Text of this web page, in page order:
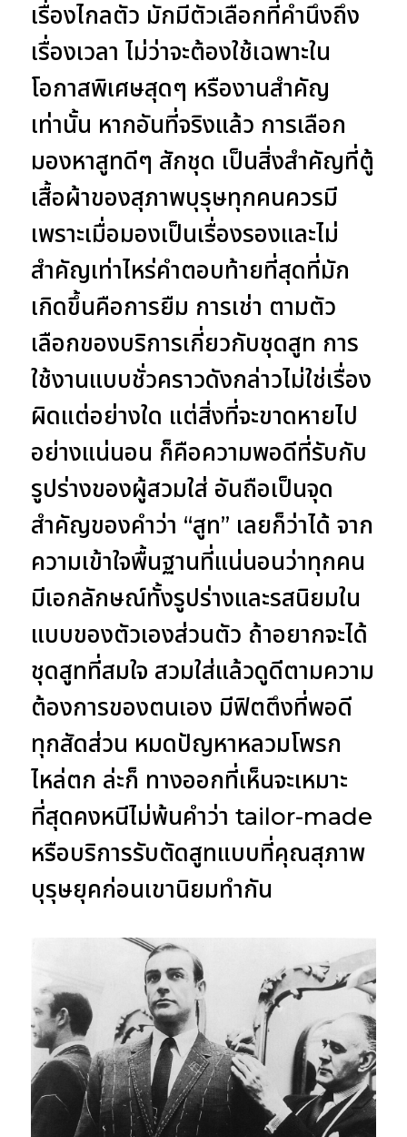
เรื่องไกลตัว มักมีตัวเลือกที่คำนึงถึง
เรื่องเวลา ไม่ว่าจะต้องใช้เฉพาะใน
โอกาสพิเศษสุดๆ หรืองานสำคัญ
เท่านั้น หากอันที่จริงแล้ว การเลือก
มองหาสูทดีๆ สักชุด เป็นสิ่งสำคัญที่ตู้
เสื้อผ้าของสุภาพบุรุษทุกคนควรมี
เพราะเมื่อมองเป็นเรื่องรองและไม่
สำคัญเท่าไหร่คำตอบท้ายที่สุดที่มัก
เกิดขึ้นคือการยืม การเช่า ตามตัว
เลือกของบริการเกี่ยวกับชุดสูท การ
ใช้งานแบบชั่วคราวดังกล่าวไม่ใช่เรื่อง
ผิดแต่อย่างใด แต่สิ่งที่จะขาดหายไป
อย่างแน่นอน ก็คือความพอดีที่รับกับ
รูปร่างของผู้สวมใส่ อันถือเป็นจุด
สำคัญของคำว่า “สูท” เลยก็ว่าได้ จาก
ความเข้าใจพื้นฐานที่แน่นอนว่าทุกคน
มีเอกลักษณ์ทั้งรูปร่างและรสนิยมใน
แบบของตัวเองส่วนตัว ถ้าอยากจะได้
ชุดสูทที่สมใจ สวมใส่แล้วดูดีตามความ
ต้องการของตนเอง มีฟิตตึงที่พอดี
ทุกสัดส่วน หมดปัญหาหลวมโพรก
ไหล่ตก ล่ะก็ ทางออกที่เห็นจะเหมาะ
ที่สุดคงหนีไม่พ้นคำว่า tailor-made
หรือบริการรับตัดสูทแบบที่คุณสุภาพ
บุรุษยุคก่อนเขานิยมทำกัน